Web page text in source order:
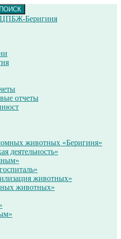
Беригиня
отчеты
животных «Беригиня»
деятельность»
животных»
животных»